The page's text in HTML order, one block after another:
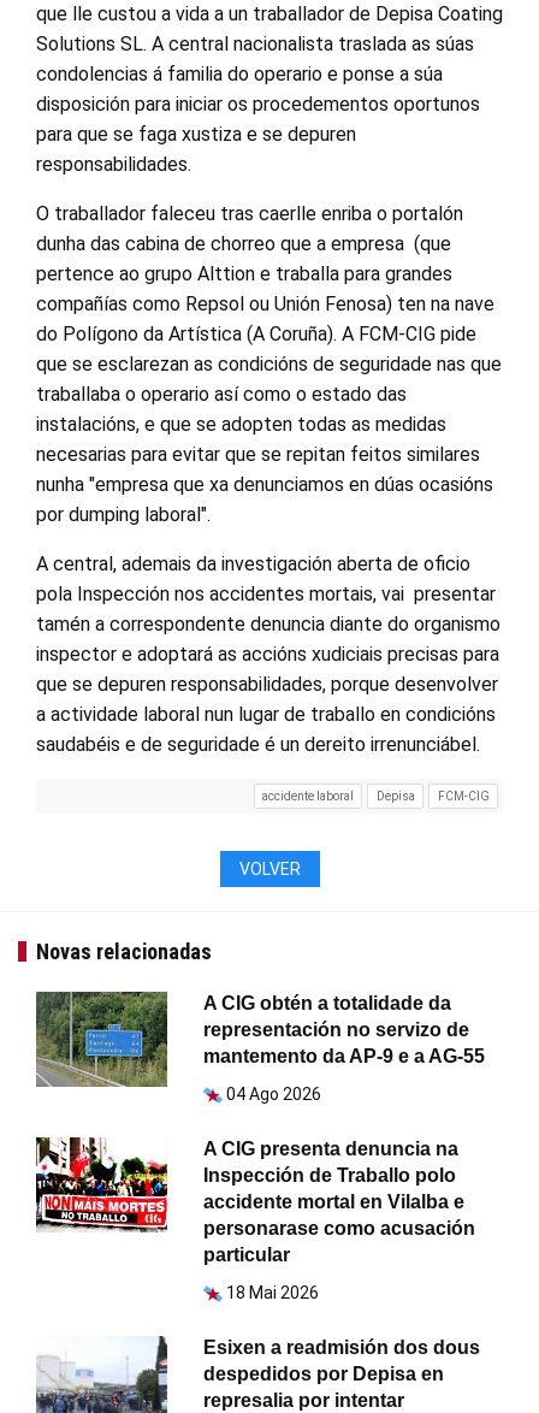
que lle custou a vida a un traballador de Depisa Coating
Solutions SL. A central nacionalista traslada as súas
condolencias á familia do operario e ponse a súa
disposición para iniciar os procedementos oportunos
para que se faga xustiza e se depuren
responsabilidades.
O traballador faleceu tras caerlle enriba o portalón
dunha das cabina de chorreo que a empresa (que
pertence ao grupo Alttion e traballa para grandes
compañías como Repsol ou Unión Fenosa) ten na nave
do Polígono da Artística (A Coruña). A FCM-CIG pide
que se esclarezan as condicións de seguridade nas que
traballaba o operario así como o estado das
instalacións, e que se adopten todas as medidas
necesarias para evitar que se repitan feitos similares
nunha "empresa que xa denunciamos en dúas ocasións
por dumping laboral".
A central, ademais da investigación aberta de oficio
pola Inspección nos accidentes mortais, vai presentar
tamén a correspondente denuncia diante do organismo
inspector e adoptará as accións xudiciais precisas para
que se depuren responsabilidades, porque desenvolver
a actividade laboral nun lugar de traballo en condicións
saudabéis e de seguridade é un dereito irrenunciábel.
accidente laboral Depisa FCM-CIG
VOLVER
Novas relacionadas
A CIG obtén a totalidade da
representación no servizo de
mantemento da AP-9 e a AG-55
04 Ago 2026
A CIG presenta denuncia na
Inspección de Traballo polo
accidente mortal en Vilalba e
personarase como acusación
particular
18 Mai 2026
Esixen a readmisión dos dous
despedidos por Depisa en
represalia por intentar